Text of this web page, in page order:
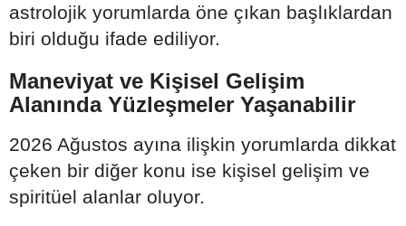
astrolojik yorumlarda öne çıkan başlıklardan
biri olduğu ifade ediliyor.
Maneviyat ve Kişisel Gelişim
Alanında Yüzleşmeler Yaşanabilir
2026 Ağustos ayına ilişkin yorumlarda dikkat
çeken bir diğer konu ise kişisel gelişim ve
spiritüel alanlar oluyor.